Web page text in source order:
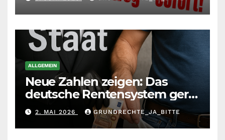
selbst richten
ALLGEMEIN
Neue Zahlen zeigen: Das
deutsche Rentensystem gerät
durch die
Massenzuwanderung
zunehmend unter die Räder.
2. MAI 2026 GRUNDRECHTE_JA_BITTE